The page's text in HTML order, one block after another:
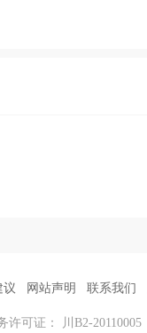
议 网站声明 联系我们
许可证： 川B2-20110005